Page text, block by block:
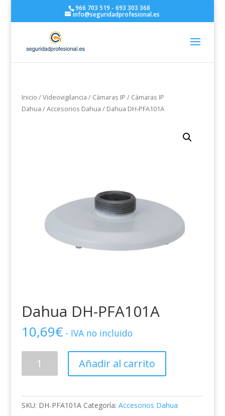
966 703 519 - 693 303 368
info@seguridadprofesional.es
Inicio /Videovigilancia / Cámaras IP / Cámaras IP
Dahua /Accesorios Dahua / Dahua DH-PFA101A
Dahua DH-PFA101A
10,69€ - IVA no incluido
Añadir al carrito
SKU: DH-PFA101A Categoría: Accesorios Dahua